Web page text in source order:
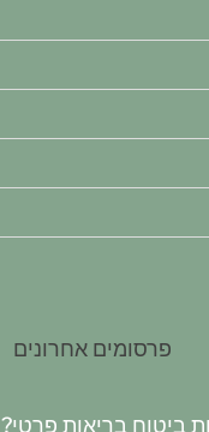
פרסומים אחרונים
ביטוח בריאות פרטי?